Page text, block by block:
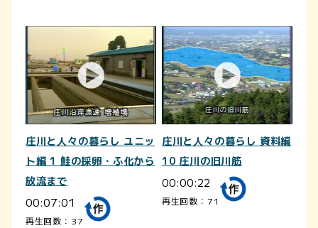
庄川と人々の暮らし ユニッ
ト編 1 鮭の採卵・ふ化から
放流まで
00:07:01
再生回数：37
庄川と人々の暮らし 資料編
10 庄川の旧川筋
00:00:22
再生回数：71